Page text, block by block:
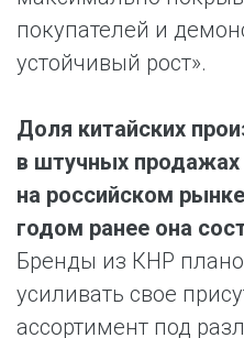
покупателей и
устойчивый рост».
Доля китайских
в штучных
на российском
годом ранее она
Бренды из КНР
усиливать свое
ассортимент под